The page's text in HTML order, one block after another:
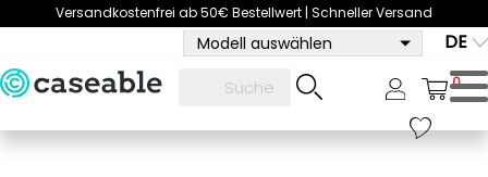
Versandkostenfrei ab 50€ Bestellwert | Schneller Versand
DE
Modell auswählen
0